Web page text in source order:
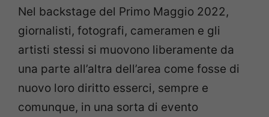
Nel backstage del Primo Maggio 2022,
giornalisti, fotografi, cameramen e gli
artisti stessi si muovono liberamente da
una parte all’altra dell’area come fosse di
nuovo loro diritto esserci, sempre e
comunque, in una sorta di evento